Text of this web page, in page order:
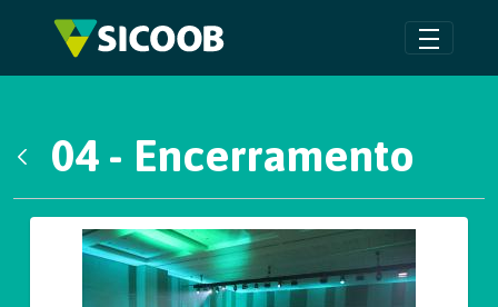
Pular para o Conteúdo principal
04 - Encerramento
Galeria de Mídias